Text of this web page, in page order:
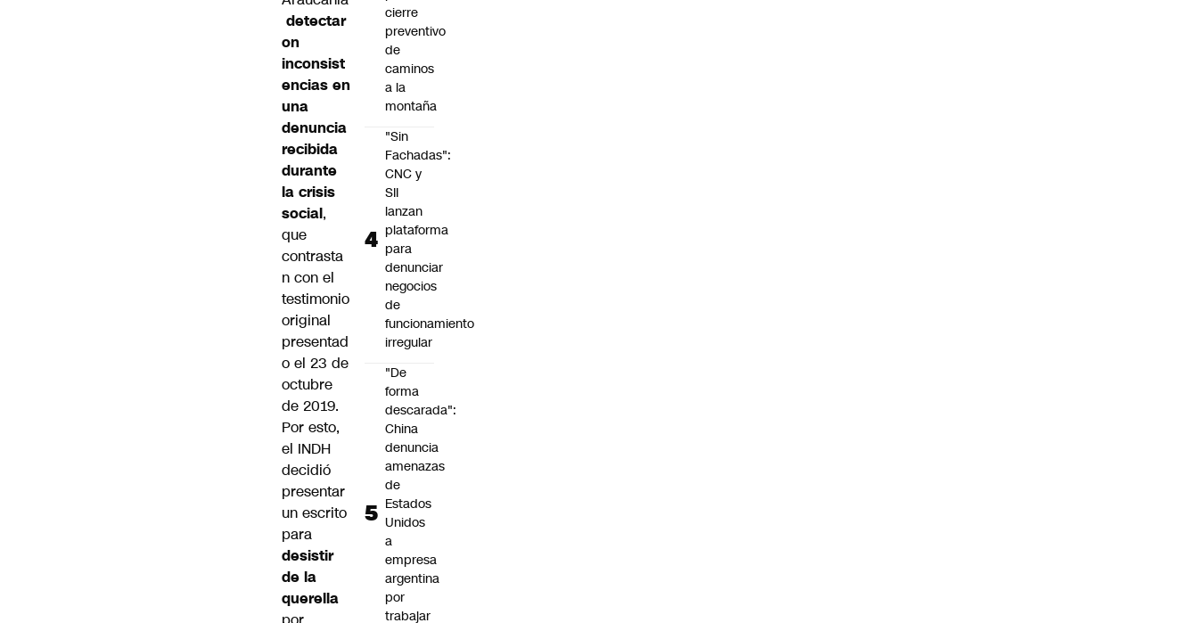
detectar
on
inconsist
encias en
una
denuncia
recibida
durante
la crisis
social,
que
contrasta
n con el
testimonio
original
presentad
o el 23 de
octubre
de 2019.
Por esto,
el INDH
decidió
presentar
un escrito
para
desistir
de la
querella
cierre
preventivo
de
caminos
a la
montaña
"Sin
Fachadas":
CNC y
SII
lanzan
plataforma
para
denunciar
negocios
de
funcionamiento
irregular
"De
forma
descarada":
China
denuncia
amenazas
de
Estados
Unidos
a
empresa
argentina
por
trabajar